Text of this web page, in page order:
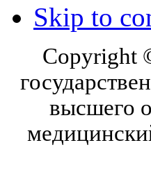
Skip to
Copyright
высшего